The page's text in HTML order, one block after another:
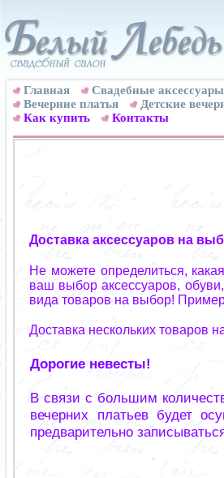
Главная Свадебные аксессуары
Вечерние платья
Детские
Как купить
Контакты
Доставка аксессуаров на
Не можете определиться,
ваш выбор аксессуаров,
вида товаров на выбор!
Доставка нескольких товаров
Дорогие невесты!
В связи с большим
вечерних платьев будет
предварительно